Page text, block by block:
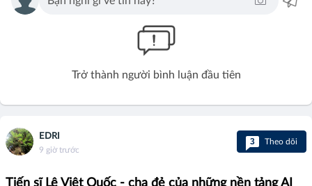
Trở thành người bình luận đầu tiên
EDRI
9 giờ trước
3 Theo dõi
Tiến sĩ Lê Việt Quốc - cha đẻ của những nền tảng AI